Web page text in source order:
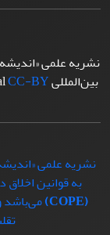
نشریه علمی
بین‌المللی Creative Commons Attribution 4.0 InternationalCC-BY
نشریه علمی
به قوانین اخلاق
(COPE)
می‌باشد